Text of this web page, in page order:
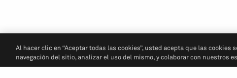
Al hacer clic en “Aceptar todas las cookies”, usted acepta que las cookies
navegación del sitio, analizar el uso del mismo, y colaborar con nuestros